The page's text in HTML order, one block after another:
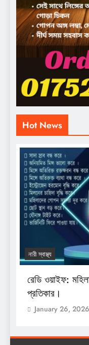
Hot News
নারী স্বাস্থ্য
রেডি ওয়াইফ:
প্রতিকার।
January 26, 2026